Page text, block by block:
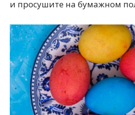
и просушите на бумажном